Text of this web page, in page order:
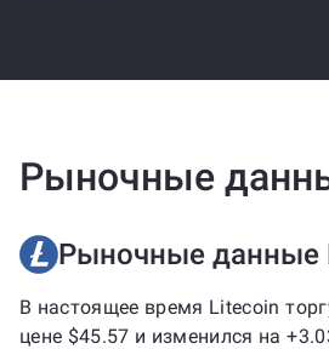
Рыночные
Рыночные данные
В настоящее время Litecoin
цене $45.57 и изменился на